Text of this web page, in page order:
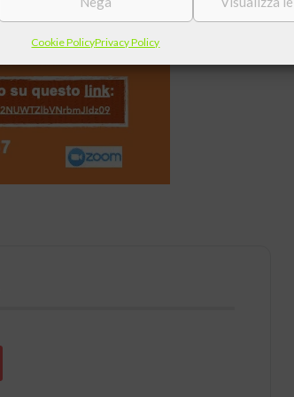
Cookie PolicyPrivacy Policy